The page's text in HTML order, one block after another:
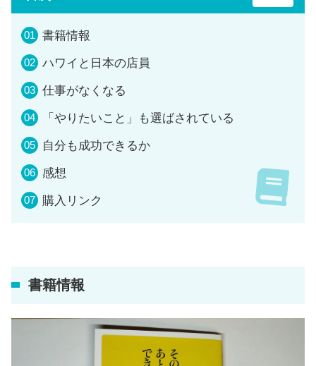
書籍情報
ハワイと日本の店員
仕事がなくなる
「やりたいこと」も選ばされている
自分も成功できるか
感想
購入リンク
書籍情報